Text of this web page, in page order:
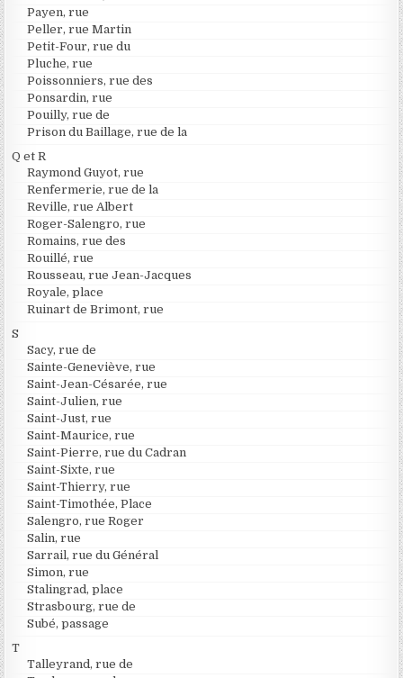
Payen, rue
Peller, rue Martin
Petit-Four, rue du
Pluche, rue
Poissonniers, rue des
Ponsardin, rue
Pouilly, rue de
Prison du Baillage, rue de la
Q et R
Raymond Guyot, rue
Renfermerie, rue de la
Reville, rue Albert
Roger-Salengro, rue
Romains, rue des
Rouillé, rue
Rousseau, rue Jean-Jacques
Royale, place
Ruinart de Brimont, rue
S
Sacy, rue de
Sainte-Geneviève, rue
Saint-Jean-Césarée, rue
Saint-Julien, rue
Saint-Just, rue
Saint-Maurice, rue
Saint-Pierre, rue du Cadran
Saint-Sixte, rue
Saint-Thierry, rue
Saint-Timothée, Place
Salengro, rue Roger
Salin, rue
Sarrail, rue du Général
Simon, rue
Stalingrad, place
Strasbourg, rue de
Subé, passage
T
Talleyrand, rue de